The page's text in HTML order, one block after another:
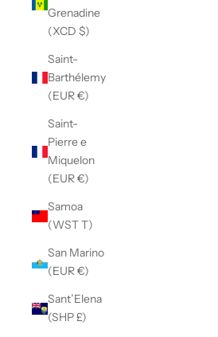
Grenadine
(XCD $)
Saint-
Barthélemy
(EUR €)
Saint-
Pierre e
Miquelon
(EUR €)
Samoa
(WST T)
San Marino
(EUR €)
Sant’Elena
(SHP £)